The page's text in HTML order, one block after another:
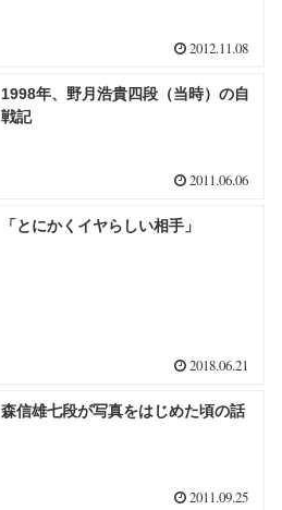
2012.11.08
1998年、野月浩貴四段（当時）の自
戦記
2011.06.06
「とにかくイヤらしい相手」
2018.06.21
森信雄七段が写真をはじめた頃の話
2011.09.25